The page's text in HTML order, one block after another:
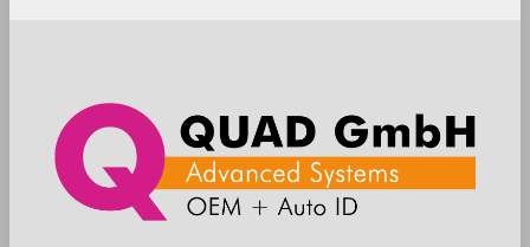
Anmelden
Die Preise werden nach der Aktivierung